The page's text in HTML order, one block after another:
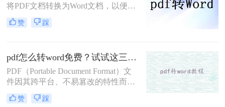
将PDF文档转换为Word文档，以便进
行编辑、修改和格式化。那么pdf怎么
免费转换成word文档呢？本文将介绍
赞 踩
pdf怎么转word免费？试试这三种方法！
PDF（Portable Document Format）文
件因其跨平台、不易篡改的特性而广
泛应用于各种场合。然而，在某些情
况下，我们可能需要将PDF文件转换
赞 踩